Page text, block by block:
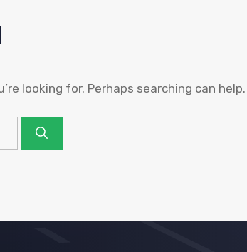
looking for. Perhaps searching can help.